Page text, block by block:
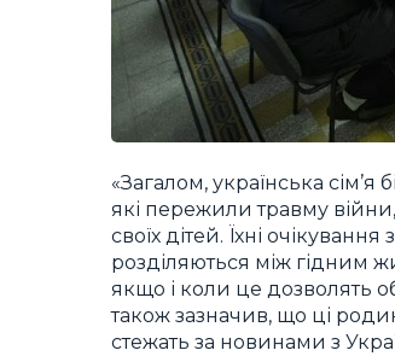
«Загалом, українська сім’я
які пережили травму війни,
своїх дітей. Їхні очікування
розділяються між гідним
якщо і коли це дозволять
також зазначив, що ці
стежать за новинами з